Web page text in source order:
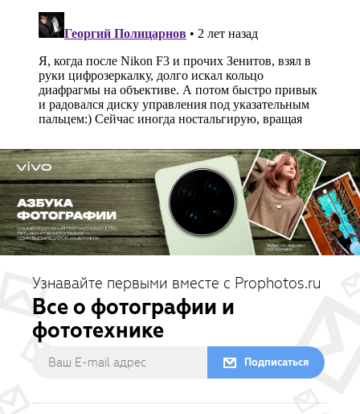
Узнавайте первыми вместе с Prophotos.ru
Все о фотографии и
фототехнике
Подписаться